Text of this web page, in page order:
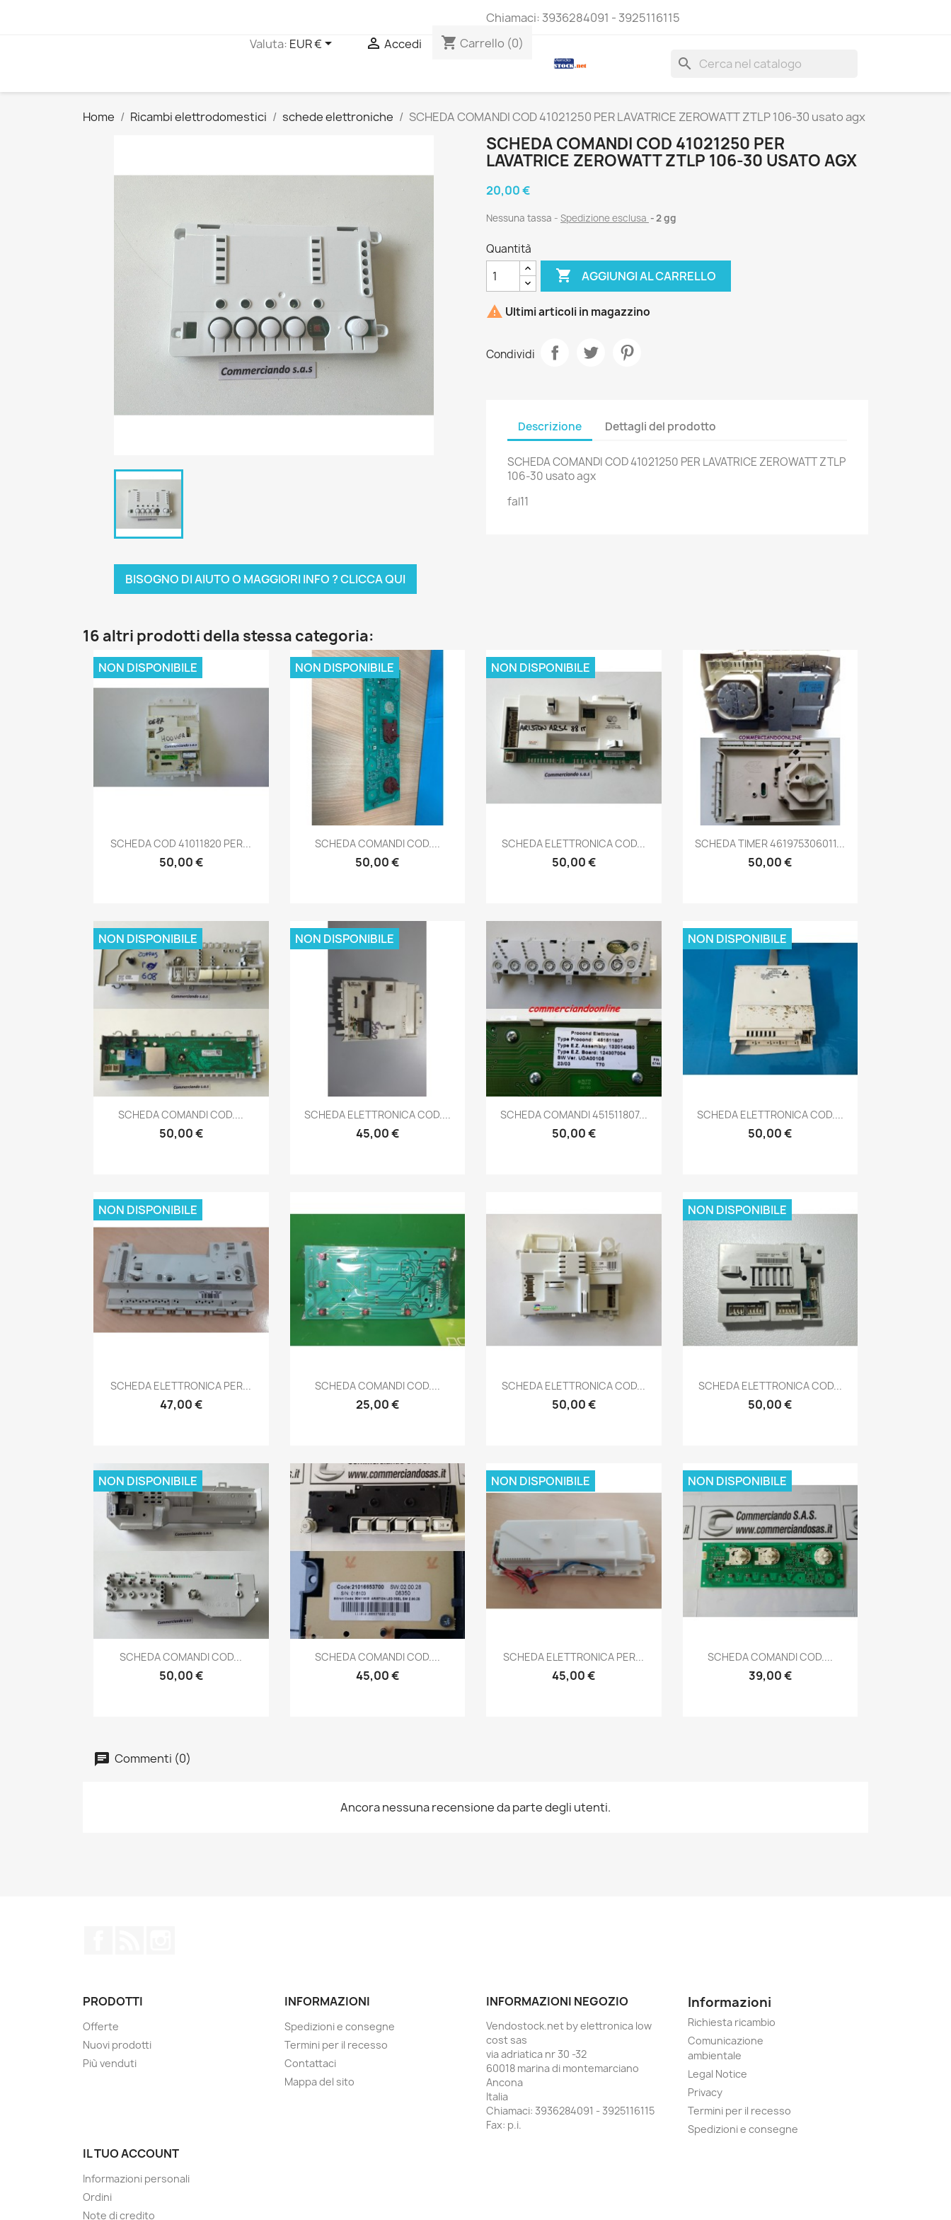
Chiamaci: 3936284091 - 3925116115
Valuta: EUR €  Accedi shopping_cart Carrello (0)
search
Home Ricambi elettrodomestici schede elettroniche SCHEDA COMANDI COD 41021250 PER LAVATRICE ZEROWATT ZTLP 106-30 usato agx
BISOGNO DI AIUTO O MAGGIORI INFO ? CLICCA QUI
SCHEDA COMANDI COD 41021250 PER
LAVATRICE ZEROWATT ZTLP 106-30 USATO AGX
20,00 €
Nessuna tassa Spedizione esclusa 2 gg
Quantità
 AGGIUNGI AL CARRELLO
 Ultimi articoli in magazzino
Condividi
Descrizione Dettagli del prodotto
SCHEDA COMANDI COD 41021250 PER LAVATRICE ZEROWATT ZTLP
106-30 usato agx
fal11
16 altri prodotti della stessa categoria:
Anteprima
SCHEDA COD 41011820 PER...
50,00 €
NON DISPONIBILE
Anteprima
SCHEDA COMANDI COD....
50,00 €
NON DISPONIBILE
Anteprima
SCHEDA ELETTRONICA COD...
50,00 €
NON DISPONIBILE
Anteprima
SCHEDA TIMER 461975306011...
50,00 €
Anteprima
SCHEDA COMANDI COD....
50,00 €
NON DISPONIBILE
Anteprima
SCHEDA ELETTRONICA COD....
45,00 €
NON DISPONIBILE
Anteprima
SCHEDA COMANDI 451511807...
50,00 €
Anteprima
SCHEDA ELETTRONICA COD....
50,00 €
NON DISPONIBILE
Anteprima
SCHEDA ELETTRONICA PER...
47,00 €
NON DISPONIBILE
Anteprima
SCHEDA COMANDI COD....
25,00 €
Anteprima
SCHEDA ELETTRONICA COD...
50,00 €
Anteprima
SCHEDA ELETTRONICA COD...
50,00 €
NON DISPONIBILE
 Anteprima
SCHEDA COMANDI COD...
50,00 €
NON DISPONIBILE
Anteprima
SCHEDA COMANDI COD....
45,00 €
Anteprima
SCHEDA ELETTRONICA PER...
45,00 €
NON DISPONIBILE
Anteprima
SCHEDA COMANDI COD....
39,00 €
NON DISPONIBILE
Commenti (0)
Ancora nessuna recensione da parte degli utenti.
PRODOTTI
Offerte
Nuovi prodotti
Più venduti
INFORMAZIONI
Spedizioni e consegne
Termini per il recesso
Contattaci
Mappa del sito
INFORMAZIONI NEGOZIO
Vendostock.net by elettronica low
cost sas
via adriatica nr 30 -32
60018 marina di montemarciano
Ancona
Italia
Chiamaci: 3936284091 - 3925116115
Fax: p.i.
Informazioni
Richiesta ricambio
Comunicazione
ambientale
Legal Notice
Privacy
Termini per il recesso
Spedizioni e consegne
IL TUO ACCOUNT
Informazioni personali
Ordini
Note di credito